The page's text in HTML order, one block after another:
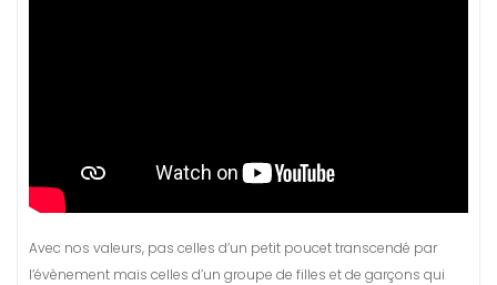
Avec nos valeurs, pas celles d’un petit poucet transcendé par
l’évènement mais celles d’un groupe de filles et de garçons qui